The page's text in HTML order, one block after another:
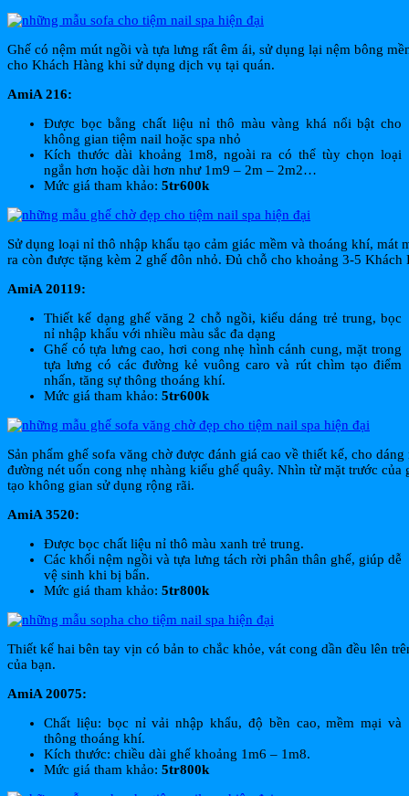
Ghế có nệm mút ngồi và tựa lưng rất êm ái, sử dụng lại nệm bông
cho Khách Hàng khi sử dụng dịch vụ tại quán.
AmiA 216:
Được bọc bằng chất liệu nỉ thô màu vàng khá nổi bật cho
không gian tiệm nail hoặc spa nhỏ
Kích thước dài khoảng 1m8, ngoài ra có thể tùy chọn loại
ngắn hơn hoặc dài hơn như 1m9 – 2m – 2m2…
Mức giá tham khảo: 5tr600k
Sử dụng loại nỉ thô nhập khẩu tạo cảm giác mềm và thoáng khí,
ra còn được tặng kèm 2 ghế đôn nhỏ. Đủ chỗ cho khoảng 3-5 Khách
AmiA 20119:
Thiết kế dạng ghế văng 2 chỗ ngồi, kiểu dáng trẻ trung, bọc
nỉ nhập khẩu với nhiều màu sắc đa dạng
Ghế có tựa lưng cao, hơi cong nhẹ hình cánh cung, mặt trong
tựa lưng có các đường kẻ vuông caro và rút chìm tạo điểm
nhấn, tăng sự thông thoáng khí.
Mức giá tham khảo: 5tr600k
Sản phẩm ghế sofa văng chờ được đánh giá cao về thiết kế, cho
đường nét uốn cong nhẹ nhàng kiểu ghế quây. Nhìn từ mặt trước
tạo không gian sử dụng rộng rãi.
AmiA 3520:
Được bọc chất liệu nỉ thô màu xanh trẻ trung.
Các khối nệm ngồi và tựa lưng tách rời phân thân ghế, giúp dễ
vệ sinh khi bị bẩn.
Mức giá tham khảo: 5tr800k
Thiết kế hai bên tay vịn có bản to chắc khỏe, vát cong dần đều lên
của bạn.
AmiA 20075:
Chất liệu: bọc nỉ vải nhập khẩu, độ bền cao, mềm mại và
thông thoáng khí.
Kích thước: chiều dài ghế khoảng 1m6 – 1m8.
Mức giá tham khảo: 5tr800k